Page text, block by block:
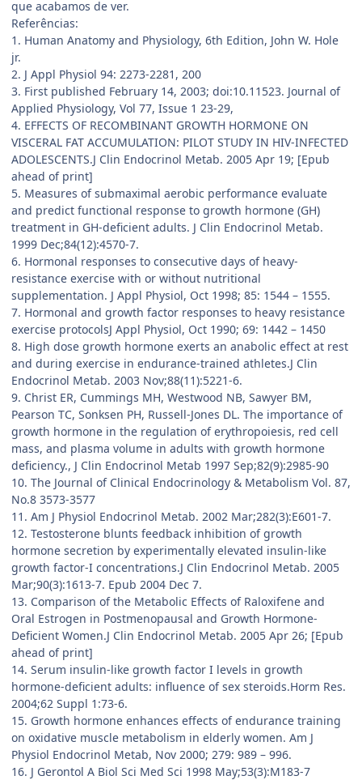
que acabamos de ver.
Referências:
1. Human Anatomy and Physiology, 6th Edition, John W. Hole
jr.
2. J Appl Physiol 94: 2273-2281, 200
3. First published February 14, 2003; doi:10.11523. Journal of
Applied Physiology, Vol 77, Issue 1 23-29,
4. EFFECTS OF RECOMBINANT GROWTH HORMONE ON
VISCERAL FAT ACCUMULATION: PILOT STUDY IN HIV-INFECTED
ADOLESCENTS.J Clin Endocrinol Metab. 2005 Apr 19; [Epub
ahead of print]
5. Measures of submaximal aerobic performance evaluate
and predict functional response to growth hormone (GH)
treatment in GH-deficient adults. J Clin Endocrinol Metab.
1999 Dec;84(12):4570-7.
6. Hormonal responses to consecutive days of heavy-
resistance exercise with or without nutritional
supplementation. J Appl Physiol, Oct 1998; 85: 1544 – 1555.
7. Hormonal and growth factor responses to heavy resistance
exercise protocolsJ Appl Physiol, Oct 1990; 69: 1442 – 1450
8. High dose growth hormone exerts an anabolic effect at rest
and during exercise in endurance-trained athletes.J Clin
Endocrinol Metab. 2003 Nov;88(11):5221-6.
9. Christ ER, Cummings MH, Westwood NB, Sawyer BM,
Pearson TC, Sonksen PH, Russell-Jones DL. The importance of
growth hormone in the regulation of erythropoiesis, red cell
mass, and plasma volume in adults with growth hormone
deficiency., J Clin Endocrinol Metab 1997 Sep;82(9):2985-90
10. The Journal of Clinical Endocrinology & Metabolism Vol. 87,
No.8 3573-3577
11. Am J Physiol Endocrinol Metab. 2002 Mar;282(3):E601-7.
12. Testosterone blunts feedback inhibition of growth
hormone secretion by experimentally elevated insulin-like
growth factor-I concentrations.J Clin Endocrinol Metab. 2005
Mar;90(3):1613-7. Epub 2004 Dec 7.
13. Comparison of the Metabolic Effects of Raloxifene and
Oral Estrogen in Postmenopausal and Growth Hormone-
Deficient Women.J Clin Endocrinol Metab. 2005 Apr 26; [Epub
ahead of print]
14. Serum insulin-like growth factor I levels in growth
hormone-deficient adults: influence of sex steroids.Horm Res.
2004;62 Suppl 1:73-6.
15. Growth hormone enhances effects of endurance training
on oxidative muscle metabolism in elderly women. Am J
Physiol Endocrinol Metab, Nov 2000; 279: 989 – 996.
16. J Gerontol A Biol Sci Med Sci 1998 May;53(3):M183-7